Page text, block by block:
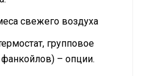
свежего воздуха
групповое
– опции.